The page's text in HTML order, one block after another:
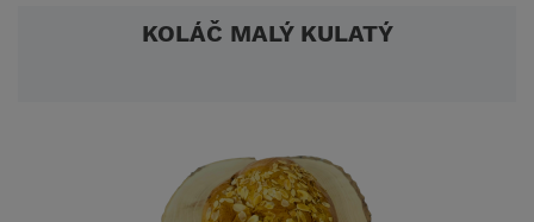
KOLÁČ MALÝ KULATÝ